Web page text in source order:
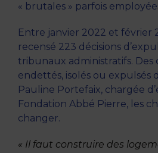
« brutales » parfois
Entre janvier 2022 et février
recensé 223 décisions
tribunaux administratifs. Des
endettés, isolés ou expulsés
Pauline Portefaix, chargée
Fondation Abbé Pierre, les
changer.
« Il faut construire des